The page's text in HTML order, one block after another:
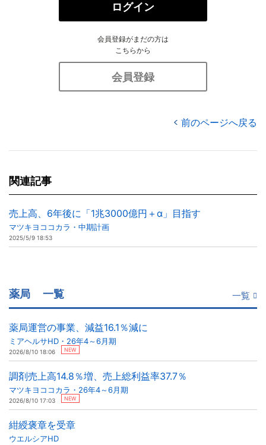
ログイン
会員登録がまだの方は
こちらから
会員登録
前のページへ戻る
関連記事
売上高、6年後に「1兆3000億円＋α」目指す
マツキヨココカラ・中期計画
2025/5/9 18:53
薬局 一覧 一覧
薬局運営の事業、減益16.1％減に
ミアヘルサHD・26年4～6月期
2026/8/10 18:06 NEW
調剤売上高14.8％増、売上総利益率37.7％
マツキヨココカラ・26年4～6月期
2026/8/10 17:03 NEW
紺綬褒章を受章
ウエルシアHD